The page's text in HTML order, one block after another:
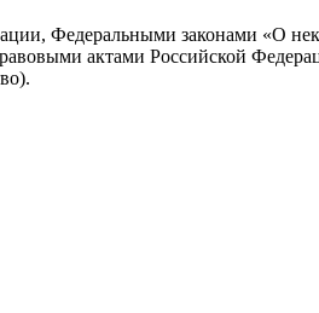
Федеральными законами «О
актами Российской